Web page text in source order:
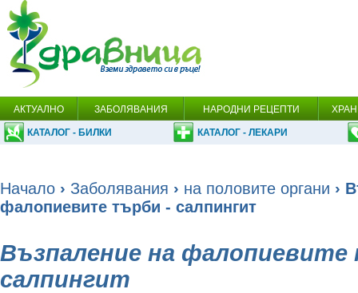
АКТУАЛНО ЗАБОЛЯВАНИЯ НАРОДНИ РЕЦЕПТИ
КАТАЛОГ - БИЛКИ КАТАЛОГ - ЛЕКАРИ
Начало › Заболявания › на половите органи ›
фалопиевите търби - салпингит
Възпаление на
салпингит